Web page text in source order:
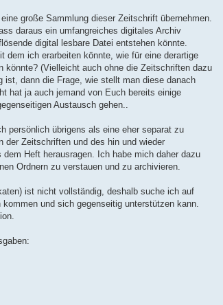
große Sammlung dieser Zeitschrift übernehmen.
daraus ein umfangreiches digitales Archiv
digital lesbare Datei entstehen könnte.
dem ich erarbeiten könnte, wie für eine derartige
könnte? (Vielleicht auch ohne die Zeitschriften dazu
ist, dann die Frage, wie stellt man diese danach
hat ja auch jemand von Euch bereits einige
Austausch gehen..
persönlich übrigens als eine eher separat zu
der Zeitschriften und des hin und wieder
Heft herausragen. Ich habe mich daher dazu
Ordnern zu verstauen und zu archivieren.
ist nicht vollständig, deshalb suche ich auf
und sich gegenseitig unterstützen kann.